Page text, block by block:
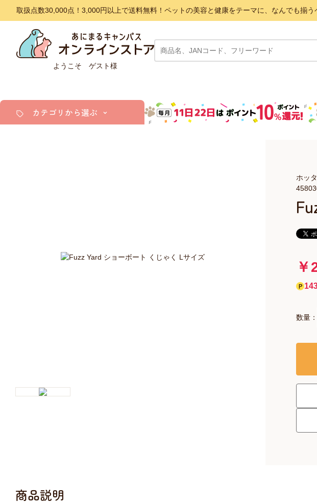
取扱点数30,000点！3,000円以上で送料無料！ペットの美容と健康をテーマに、なんでも揃う
ようこそ ゲスト様
カテゴリから選ぶ
服・おさんぽ用品
ホッ
￥
数量：
商品説明